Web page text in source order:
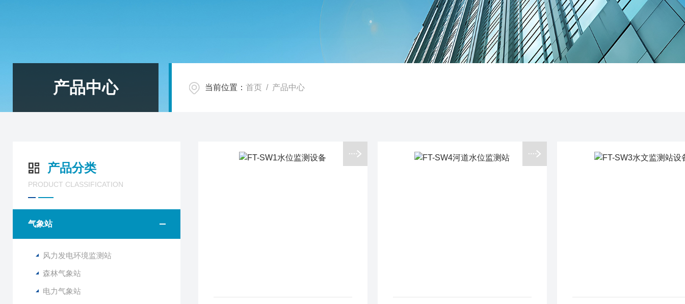
产品中心 当前位置： 首页 / 产品中心
产品分类
PRODUCT CLASSIFICATION
气象站
风力发电环境监测站
森林气象站
电力气象站